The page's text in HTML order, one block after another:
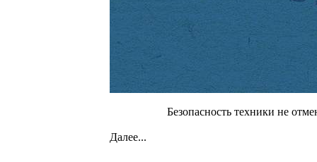
Безопасность техники не
Далее...